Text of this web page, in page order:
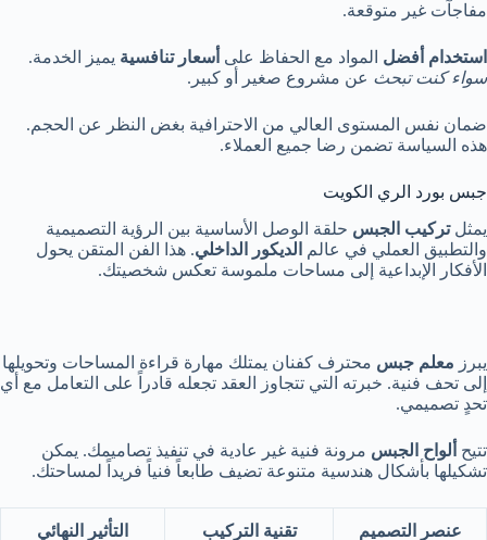
مفاجآت غير متوقعة.
استخدام أفضل المواد مع الحفاظ على أسعار تنافسية يميز الخدمة.
سواء كنت تبحث عن مشروع صغير أو كبير.
ضمان نفس المستوى العالي من الاحترافية بغض النظر عن الحجم.
هذه السياسة تضمن رضا جميع العملاء.
جبس بورد الري الكويت
يمثلتركيب الجبس حلقة الوصل الأساسية بين الرؤية التصميمية
والتطبيق العملي في عالم
الديكور الداخلي. هذا الفن المتقن يحول
الأفكار الإبداعية إلى مساحات ملموسة تعكس شخصيتك.
يبرز معلم جبس محترف كفنان يمتلك مهارة قراءة المساحات وتحويلها
إلى تحف فنية. خبرته التي تتجاوز العقد تجعله قادراً على التعامل مع أي
تحدٍ تصميمي.
تتيح ألواح الجبس مرونة فنية غير عادية في تنفيذ تصاميمك. يمكن
تشكيلها بأشكال هندسية متنوعة تضيف طابعاً فنياً فريداً لمساحتك.
عنصر التصميم تقنية التركيب التأثير النهائي